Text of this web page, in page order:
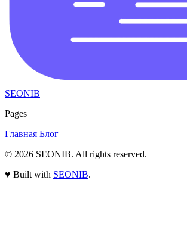
SEONIB
Pages
Главная Блог
© 2026 SEONIB. All rights reserved.
♥ Built with SEONIB.